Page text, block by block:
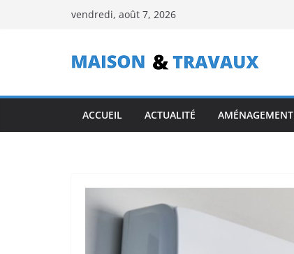
vendredi, août 7, 2026
ACCUEIL ACTUALITÉ AMÉNAGEMENT